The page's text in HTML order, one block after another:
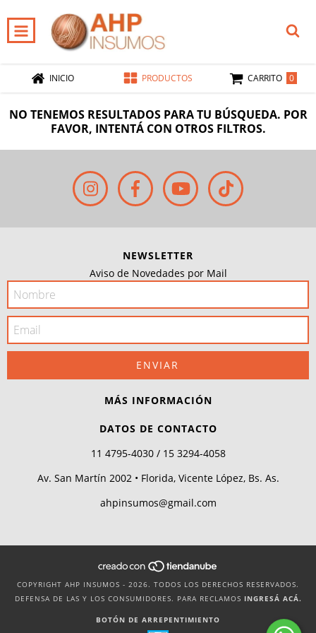
INICIO PRODUCTOS CARRITO 0
NO TENEMOS RESULTADOS PARA TU BÚSQUEDA. POR
FAVOR, INTENTÁ CON OTROS FILTROS.
NEWSLETTER
Aviso de Novedades por Mail
MÁS INFORMACIÓN
DATOS DE CONTACTO
11 4795-4030 / 15 3294-4058
Av. San Martín 2002 • Florida, Vicente López, Bs. As.
ahpinsumos@gmail.com
COPYRIGHT AHP INSUMOS - 2026. TODOS LOS DERECHOS RESERVADOS.
DEFENSA DE LAS Y LOS CONSUMIDORES. PARA RECLAMOS INGRESÁ ACÁ.
BOTÓN DE ARREPENTIMIENTO